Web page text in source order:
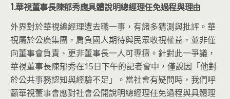
1.華視董事長陳郁秀應具體說明總經理任免過程與理由
外界對於華視總經理遭去職一事，有諸多猜測與批評。華
視屬於公廣集團，肩負國人期待與民眾收視權益，並非僅
向董事會負責、更非董事長一人可專擅。針對此一爭議，
華視董事長陳郁秀在15日下午的記者會中，僅說因「他對
於公共事務認知與經驗不足」。當社會有疑問時，我們呼
籲華視董事會應對社會公開說明總經理任免過程與具體理